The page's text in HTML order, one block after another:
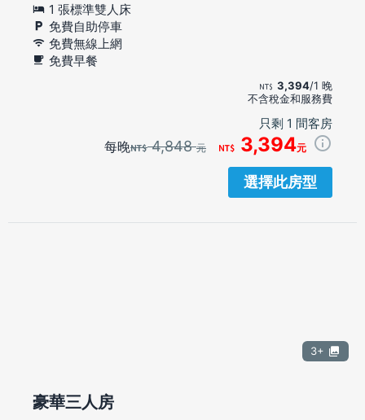
1 張標準雙人床
免費自助停車
免費無線上網
免費早餐
3,394/1 晚
不含稅金和服務費
只剩 1 間客房
每晚 4,848元 3,394元
選擇此房型
3+
豪華三人房